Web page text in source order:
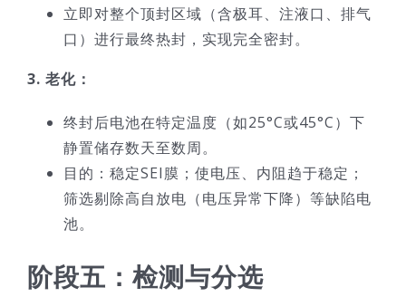
立即对整个顶封区域（含极耳、注液口、排气
口）进行最终热封，实现完全密封。
3. 老化：
终封后电池在特定温度（如25°C或45°C）下
静置储存数天至数周。
目的：稳定SEI膜；使电压、内阻趋于稳定；
筛选剔除高自放电（电压异常下降）等缺陷电
池。
阶段五：检测与分选